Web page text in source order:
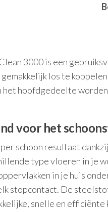
3000 is een
los te
het hoofdgedeelte
voor het
schoon resultaat
type vloeren in je
in je huis
stopcontact. De
snelle en efficiënte